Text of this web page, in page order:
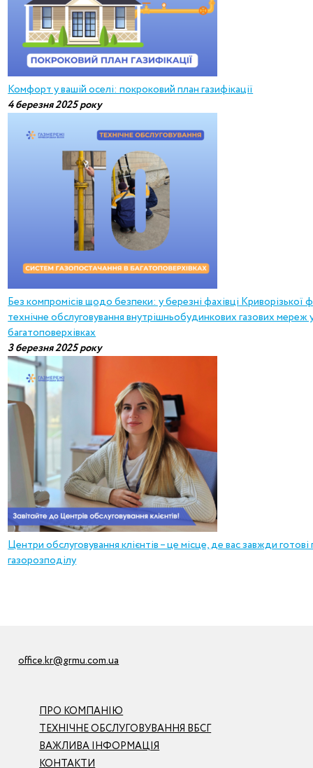
Комфорт у вашій оселі: покроковий план газифікації
4 березня 2025 року
Без компромісів щодо безпеки: у березні фахівці Криворізької
технічне обслуговування внутрішньобудинкових газових мереж
багатоповерхівках
3 березня 2025 року
Центри обслуговування клієнтів – це місце, де вас завжди
газорозподілу
ПРО КОМПАНІЮ
ТЕХНІЧНЕ ОБСЛУГОВУВАННЯ ВБСГ
ВАЖЛИВА ІНФОРМАЦІЯ
КОНТАКТИ
office.kr@grmu.com.ua